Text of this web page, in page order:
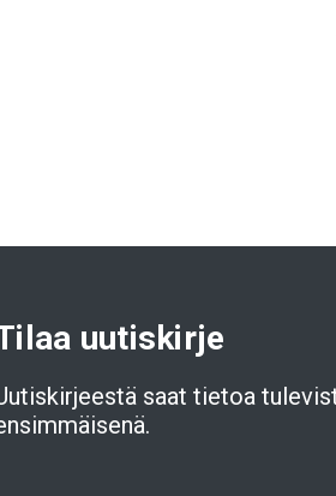
uutiskirje
saat tietoa